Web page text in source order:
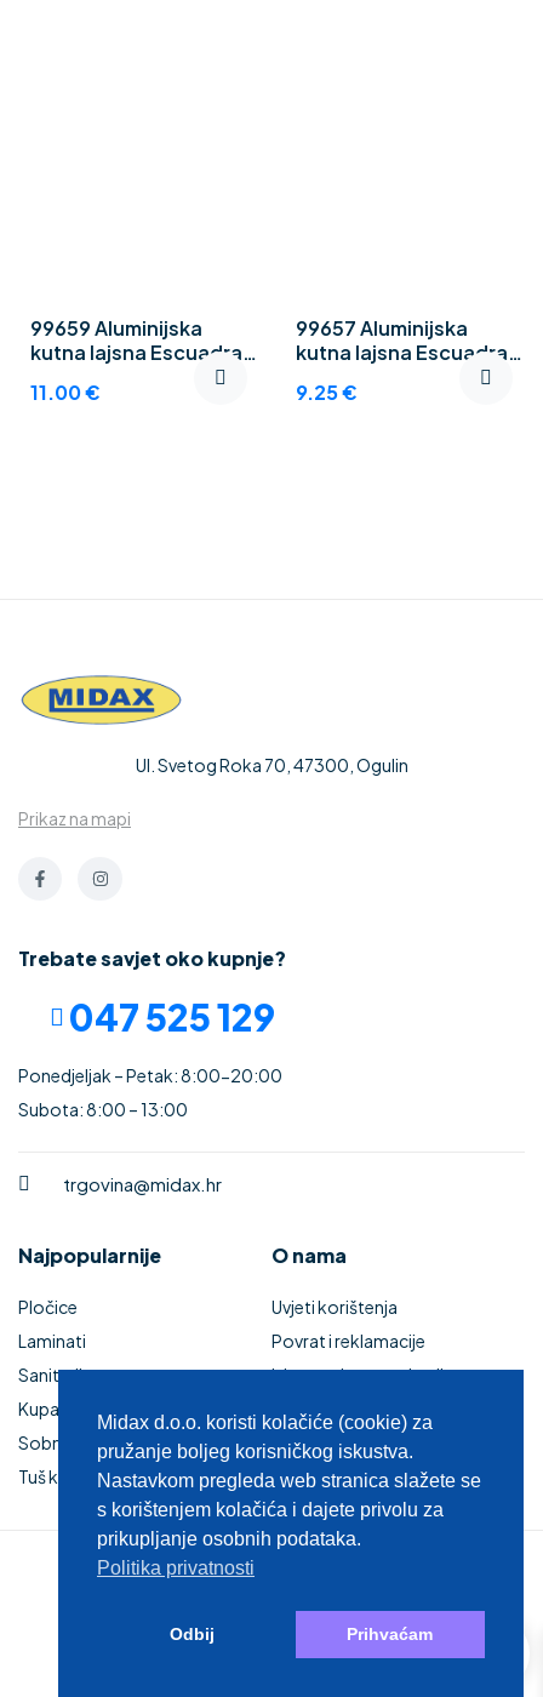
99659 Aluminijska
kutna lajsna Escuadra
11.00€
99657 Aluminijska
kutna lajsna Escuadra
9.25€
Ul. Svetog Roka 70, 47300, Ogulin
Prikaz na mapi
Trebate savjet oko kupnje?
047 525 129
Ponedjeljak – Petak: 8:00-20:00
Subota: 8:00 – 13:00
trgovina@midax.hr
Najpopularnije
Pločice
Laminati
Sanitarije
Kupaonski namještaj
Sobna vrata
Tuš kabine i kade
O nama
Uvjeti korištenja
Povrat i reklamacije
Izjava o sigurnosti online
plaćanja
Kupaonski namještaj
Zaštita privatnosti
© 2025 MIDAX d.o.o.
Midax d.o.o. koristi kolačiće (cookie) za
pružanje boljeg korisničkog iskustva.
Nastavkom pregleda web stranica slažete se
s korištenjem kolačića i dajete privolu za
prikupljanje osobnih podataka.
Politika privatnosti
Odbij Prihvaćam